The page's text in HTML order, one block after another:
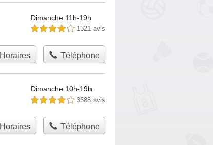
Dimanche 11h-19h
4,0 étoiles sur 5 1321 avis
Horaires Téléphone
Dimanche 10h-19h
4,0 étoiles sur 5 3688 avis
Horaires Téléphone